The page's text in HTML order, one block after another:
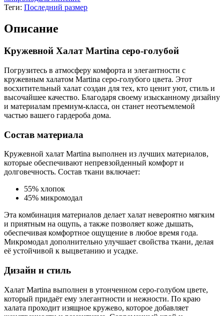
Теги: Последний размер
Описание
Кружевной Халат Martina серо-голубой
Погрузитесь в атмосферу комфорта и элегантности с
кружевным халатом Martina серо-голубого цвета. Этот
восхитительный халат создан для тех, кто ценит уют, стиль и
высочайшее качество. Благодаря своему изысканному дизайну
и материалам премиум-класса, он станет неотъемлемой
частью вашего гардероба дома.
Состав материала
Кружевной халат Martina выполнен из лучших материалов,
которые обеспечивают непревзойденный комфорт и
долговечность. Состав ткани включает:
55% хлопок
45% микромодал
Эта комбинация материалов делает халат невероятно мягким
и приятным на ощупь, а также позволяет коже дышать,
обеспечивая комфортное ощущение в любое время года.
Микромодал дополнительно улучшает свойства ткани, делая
её устойчивой к выцветанию и усадке.
Дизайн и стиль
Халат Martina выполнен в утонченном серо-голубом цвете,
который придаёт ему элегантности и нежности. По краю
халата проходит изящное кружево, которое добавляет